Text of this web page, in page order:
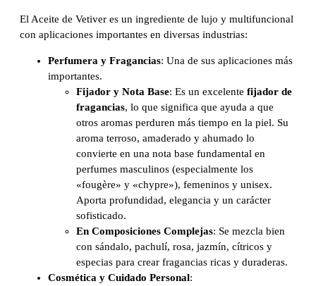
El Aceite de Vetiver es un ingrediente de lujo y multifuncional
con aplicaciones importantes en diversas industrias:
Perfumera y Fragancias: Una de sus aplicaciones más
importantes.
Fijador y Nota Base: Es un excelente fijador de
fragancias, lo que significa que ayuda a que
otros aromas perduren más tiempo en la piel. Su
aroma terroso, amaderado y ahumado lo
convierte en una nota base fundamental en
perfumes masculinos (especialmente los
«fougère» y «chypre»), femeninos y unisex.
Aporta profundidad, elegancia y un carácter
sofisticado.
En Composiciones Complejas: Se mezcla bien
con sándalo, pachulí, rosa, jazmín, cítricos y
especias para crear fragancias ricas y duraderas.
Cosmética y Cuidado Personal: